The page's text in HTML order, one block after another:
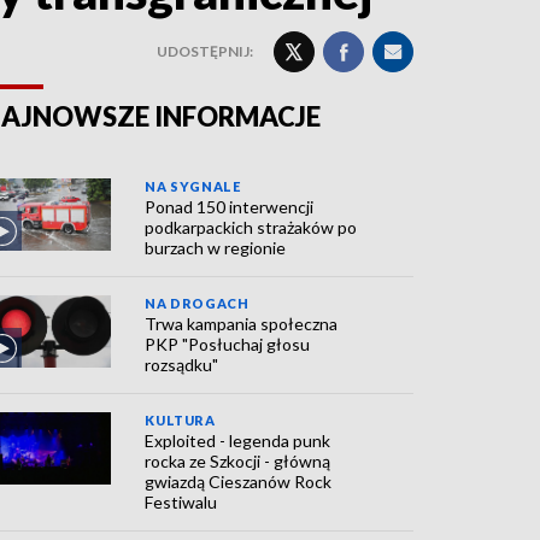
UDOSTĘPNIJ:
INFORMACJE
NA SYGNALE
Ponad 150 interwencji
podkarpackich strażaków po
burzach w regionie
NA DROGACH
Trwa kampania społeczna
PKP "Posłuchaj głosu
rozsądku"
KULTURA
Exploited - legenda punk
rocka ze Szkocji - główną
gwiazdą Cieszanów Rock
Festiwalu